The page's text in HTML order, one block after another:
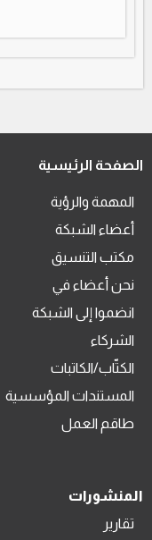
الصفحة الرئيسية
المهمة والرؤية
أعضاء الشبكة
مكتب التنسيق
نحن أعضاء في
انضموا إلى الشبكة
الشركاء
الكتّاب/الكاتبات
المستندات المؤسسية
طاقم العمل
المنشورات
تقارير